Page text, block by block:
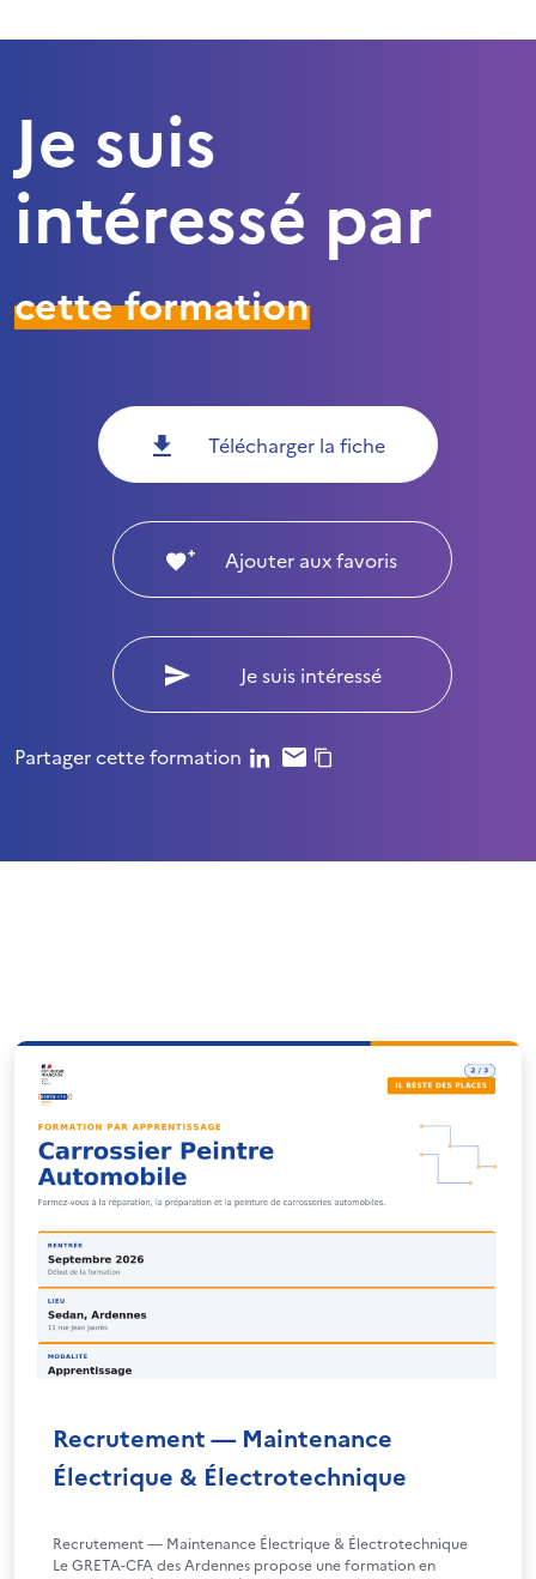
Je suis
intéressé par
cette formation
Télécharger la fiche
Ajouter aux favoris
Je suis intéressé
Partager cette formation
Recrutement — Maintenance
Électrique & Électrotechnique
Recrutement — Maintenance Électrique & Électrotechnique
Le GRETA-CFA des Ardennes propose une formation en